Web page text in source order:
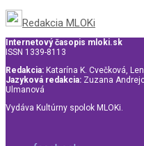
Redakcia MLOKi
Internetový časopis mloki.sk
ISSN 1339-8113
Redakcia: Katarína K. Cvečková,
Jazyková redakcia: Zuzana
Ulmanová
Vydáva Kultúrny spolok MLOKi.